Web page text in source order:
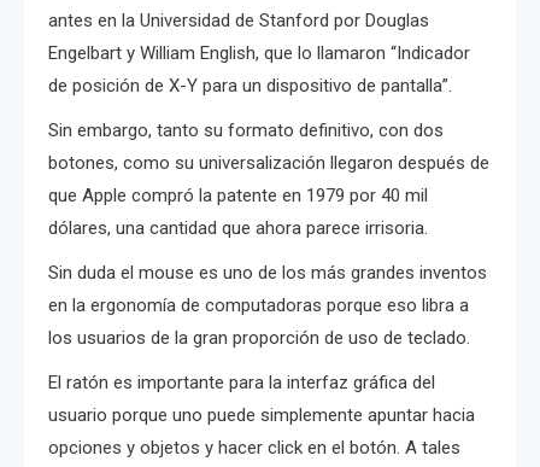
antes en la Universidad de Stanford por Douglas
Engelbart y William English, que lo llamaron “Indicador
de posición de X-Y para un dispositivo de pantalla”.
Sin embargo, tanto su formato definitivo, con dos
botones, como su universalización llegaron después de
que Apple compró la patente en 1979 por 40 mil
dólares, una cantidad que ahora parece irrisoria.
Sin duda el mouse es uno de los más grandes inventos
en la ergonomía de computadoras porque eso libra a
los usuarios de la gran proporción de uso de teclado.
El ratón es importante para la interfaz gráfica del
usuario porque uno puede simplemente apuntar hacia
opciones y objetos y hacer click en el botón. A tales